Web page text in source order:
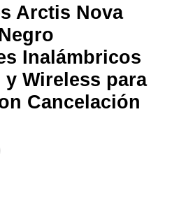
Arctis Nova
Inalámbricos
Wireless para
Cancelación